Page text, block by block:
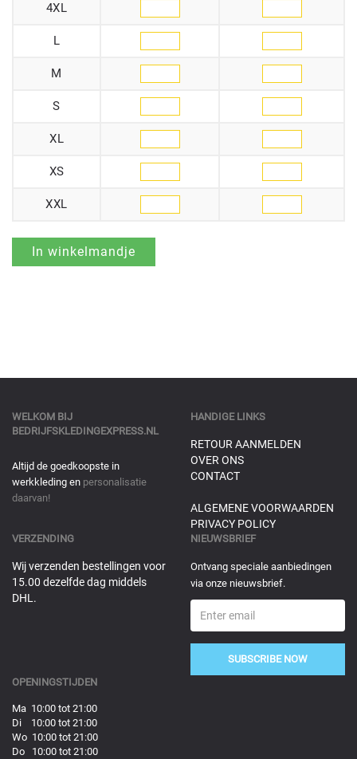
4XL
L
M
S
XL
XS
XXL
WELKOM BIJ
BEDRIJFSKLEDINGEXPRESS.NL
Altijd de goedkoopste in
werkkleding en personalisatie
daarvan!
HANDIGE LINKS
RETOUR AANMELDEN
OVER ONS
CONTACT
ALGEMENE VOORWAARDEN
PRIVACY POLICY
VERZENDING
Wij verzenden bestellingen voor
15.00 dezelfde dag middels
DHL.
NIEUWSBRIEF
Ontvang speciale aanbiedingen
via onze nieuwsbrief.
SUBSCRIBE NOW
OPENINGSTIJDEN
Ma 10:00 tot 21:00
Di 10:00 tot 21:00
Wo 10:00 tot 21:00
Do 10:00 tot 21:00